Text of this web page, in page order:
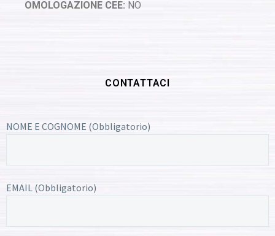
OMOLOGAZIONE CEE: NO
CONTATTACI
NOME E COGNOME (Obbligatorio)
EMAIL (Obbligatorio)